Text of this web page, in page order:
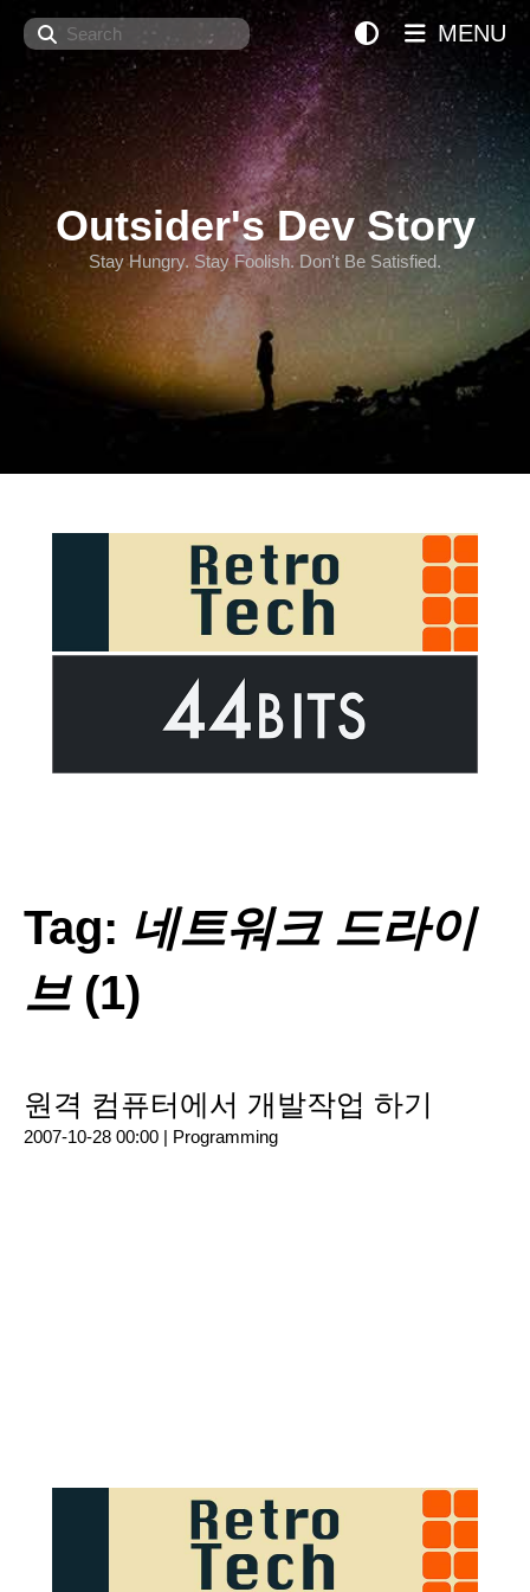
Search
Outsider's Dev Story
Stay Hungry. Stay Foolish. Don't Be Satisfied.
MENU
Tag: 네트워크 드라이
브(1)
원격 컴퓨터에서 개발작업 하기
2007-10-28 00:00 | Programming